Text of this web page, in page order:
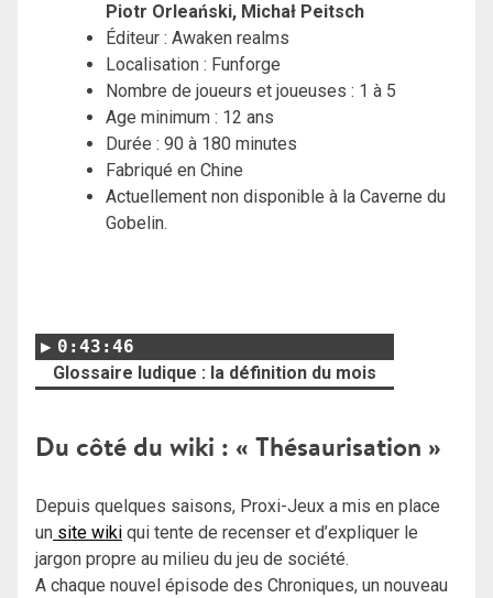
Piotr Orleański, Michał Peitsch
Éditeur : Awaken realms
Localisation : Funforge
Nombre de joueurs et joueuses : 1 à 5
Age minimum : 12 ans
Durée : 90 à 180 minutes
Fabriqué en Chine
Actuellement non disponible à la Caverne du
Gobelin.
0:43:46
Glossaire ludique : la définition du mois
Du côté du wiki : « Thésaurisation »
Depuis quelques saisons, Proxi-Jeux a mis en place
un site wiki qui tente de recenser et d’expliquer le
jargon propre au milieu du jeu de société.
A chaque nouvel épisode des Chroniques, un nouveau